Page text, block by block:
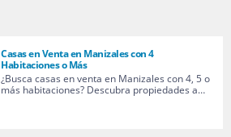
Casas en Venta en Manizales con 4
Habitaciones o Más
¿Busca casas en venta en Manizales con 4, 5 o
más habitaciones? Descubra propiedades a…